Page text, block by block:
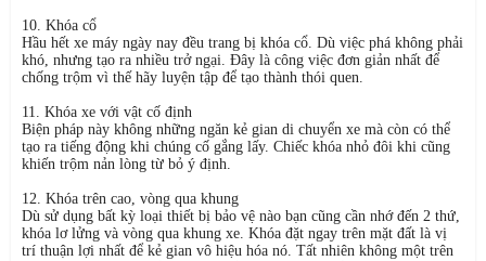
10. Khóa cổ
Hầu hết xe máy ngày nay đều trang bị khóa cổ. Dù việc phá không phải
khó, nhưng tạo ra nhiều trở ngại. Đây là công việc đơn giản nhất để
chống trộm vì thế hãy luyện tập để tạo thành thói quen.
11. Khóa xe với vật cố định
Biện pháp này không những ngăn kẻ gian di chuyển xe mà còn có thể
tạo ra tiếng động khi chúng cố gắng lấy. Chiếc khóa nhỏ đôi khi cũng
khiến trộm nản lòng từ bỏ ý định.
12. Khóa trên cao, vòng qua khung
Dù sử dụng bất kỳ loại thiết bị bảo vệ nào bạn cũng cần nhớ đến 2 thứ,
khóa lơ lửng và vòng qua khung xe. Khóa đặt ngay trên mặt đất là vị
trí thuận lợi nhất để kẻ gian vô hiệu hóa nó. Tất nhiên không một trên